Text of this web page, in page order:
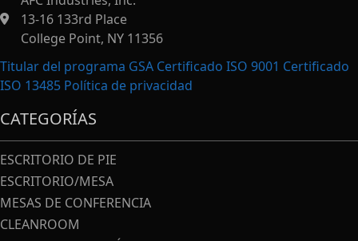
13-16 133rd Place
College Point, NY 11356
Titular del programa GSA Certificado ISO 9001 Certificado
ISO 13485 Política de privacidad
CATEGORÍAS
ESCRITORIO DE PIE
ESCRITORIO/MESA
MESAS DE CONFERENCIA
CLEANROOM